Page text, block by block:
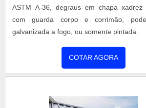
ASTM A-36, degraus em chapa xadrez
com guarda corpo e corrimão,
galvanizada a fogo, ou somente pintada.
COTAR AGORA